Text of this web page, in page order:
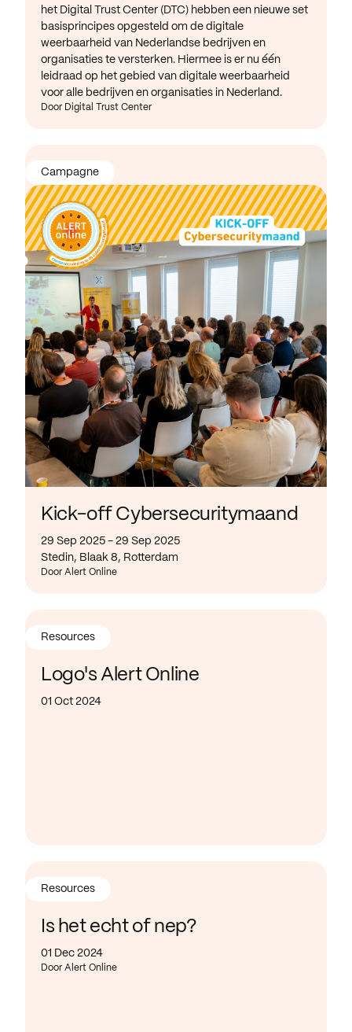
het Digital Trust Center (DTC) hebben een nieuwe set
basisprincipes opgesteld om de digitale
weerbaarheid van Nederlandse bedrijven en
organisaties te versterken. Hiermee is er nu één
leidraad op het gebied van digitale weerbaarheid
voor alle bedrijven en organisaties in Nederland.
Door Digital Trust Center
Kick-off Cybersecuritymaand
29 Sep 2025 - 29 Sep 2025
Stedin, Blaak 8, Rotterdam
Door Alert Online
Campagne
Logo's Alert Online
01 Oct 2024
Resources
Is het echt of nep?
01 Dec 2024
Door Alert Online
Resources